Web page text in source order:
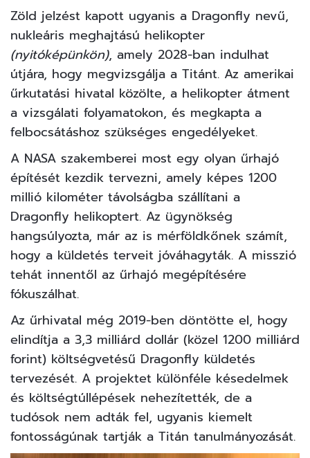
Zöld jelzést kapott ugyanis a Dragonfly nevű,
nukleáris meghajtású helikopter
(nyitóképünkön), amely 2028-ban indulhat
útjára, hogy megvizsgálja a Titánt. Az amerikai
űrkutatási hivatal közölte, a helikopter átment
a vizsgálati folyamatokon, és megkapta a
felbocsátáshoz szükséges engedélyeket.
A NASA szakemberei most egy olyan űrhajó
építését kezdik tervezni, amely képes 1200
millió kilométer távolságba szállítani a
Dragonfly helikoptert. Az ügynökség
hangsúlyozta, már az is mérföldkőnek számít,
hogy a küldetés terveit jóváhagyták. A misszió
tehát innentől az űrhajó megépítésére
fókuszálhat.
Az űrhivatal még 2019-ben döntötte el, hogy
elindítja a 3,3 milliárd dollár (közel 1200 milliárd
forint) költségvetésű Dragonfly küldetés
tervezését. A projektet különféle késedelmek
és költségtúllépések nehezítették, de a
tudósok nem adták fel, ugyanis kiemelt
fontosságúnak tartják a Titán tanulmányozását.